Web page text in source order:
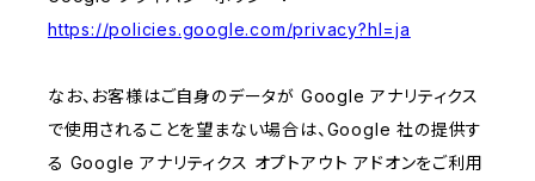
https://policies.google.com/privacy?hl=ja
なお、お客様はご自身のデータが Google アナリティクス
で使用されることを望まない場合は、Google 社の提供す
る Google アナリティクス オプトアウト アドオンをご利用